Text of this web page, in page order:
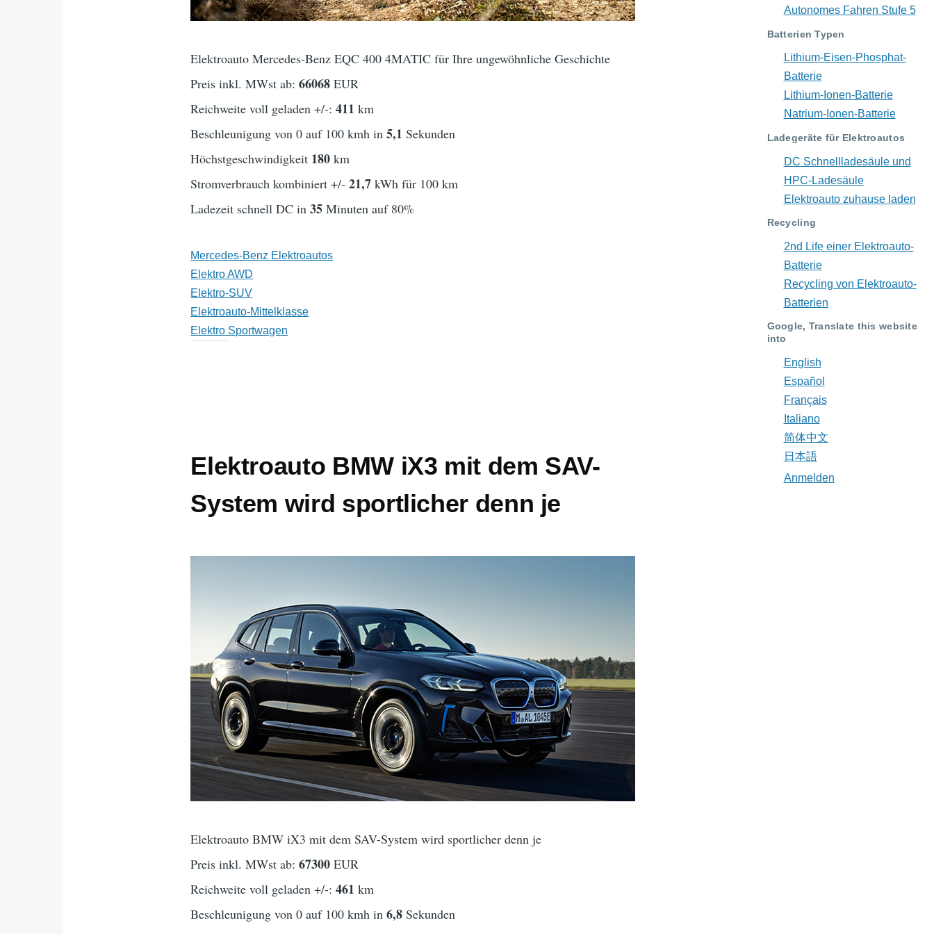
Elektroauto Mercedes-Benz EQC 400 4MATIC für Ihre ungewöhnliche Geschichte
Preis inkl. MWst ab:66068 EUR
Reichweite voll geladen +/-:411 km
Beschleunigung von 0 auf 100 kmh in5,1 Sekunden
Höchstgeschwindigkeit 180 km
Stromverbrauch kombiniert +/-21,7 kWh für 100 km
Ladezeit schnell DC in35 Minuten auf 80%
Mercedes-Benz Elektroautos
Elektro AWD
Elektro-SUV
Elektroauto-Mittelklasse
Elektro Sportwagen
Elektroauto BMW iX3 mit dem SAV-
System wird sportlicher denn je
Elektroauto BMW iX3 mit dem SAV-System wird sportlicher denn je
Preis inkl. MWst ab:67300 EUR
Reichweite voll geladen +/-:461 km
Beschleunigung von 0 auf 100 kmh in6,8 Sekunden
Autonomes Fahren Stufe 5
Batterien Typen
Lithium-Eisen-Phosphat-
Batterie
Lithium-Ionen-Batterie
Natrium-Ionen-Batterie
Ladegeräte für Elektroautos
DC Schnellladesäule und
HPC-Ladesäule
Elektroauto zuhause laden
Recycling
2nd Life einer Elektroauto-
Batterie
Recycling von Elektroauto-
Batterien
Google, Translate this website
into
English
Español
Français
Italiano
简体中文
日本語
Benutzermenü
Anmelden